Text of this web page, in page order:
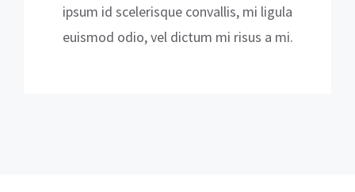
ipsum id scelerisque convallis, mi ligula
euismod odio, vel dictum mi risus a mi.